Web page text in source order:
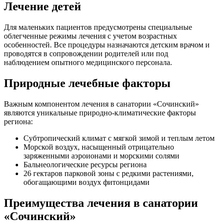
Лечение детей
Для маленьких пациентов предусмотрены специальные
облегченные режимы лечения с учетом возрастных
особенностей. Все процедуры назначаются детским врачом и
проводятся в сопровождении родителей или под
наблюдением опытного медицинского персонала.
Природные лечебные факторы
Важным компонентом лечения в санатории «Сочинский»
являются уникальные природно-климатические факторы
региона:
Субтропический климат с мягкой зимой и теплым летом
Морской воздух, насыщенный отрицательно
заряженными аэроионами и морскими солями
Бальнеологические ресурсы региона
26 гектаров парковой зоны с редкими растениями,
обогащающими воздух фитонцидами
Преимущества лечения в санатории
«Сочинский»